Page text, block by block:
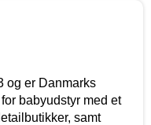
og er Danmarks
babyudstyr med et
samt